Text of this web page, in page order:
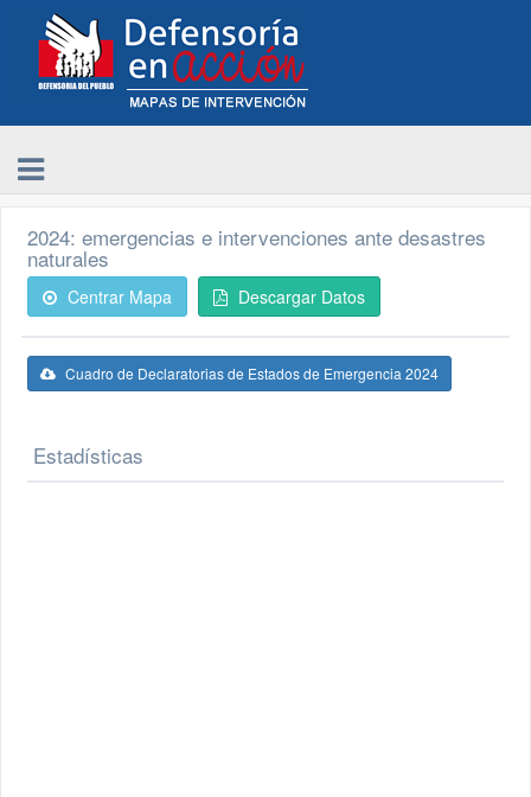
2024: emergencias e intervenciones ante desastres
naturales
Centrar Mapa Descargar Datos
Cuadro de Declaratorias de Estados de Emergencia 2024
Estadísticas